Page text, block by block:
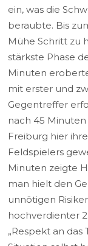
ein, was die
beraubte. Bis
Mühe Schritt zu
stärkste Phase
Minuten
mit erster und
Gegentreffer
nach 45 Minuten
Freiburg hier
Feldspielers
Minuten zeigte
man hielt den
unnötigen
hochverdienter
„Respekt an das